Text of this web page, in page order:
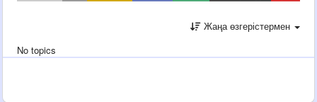
Жаңа өзгерістермен
No topics